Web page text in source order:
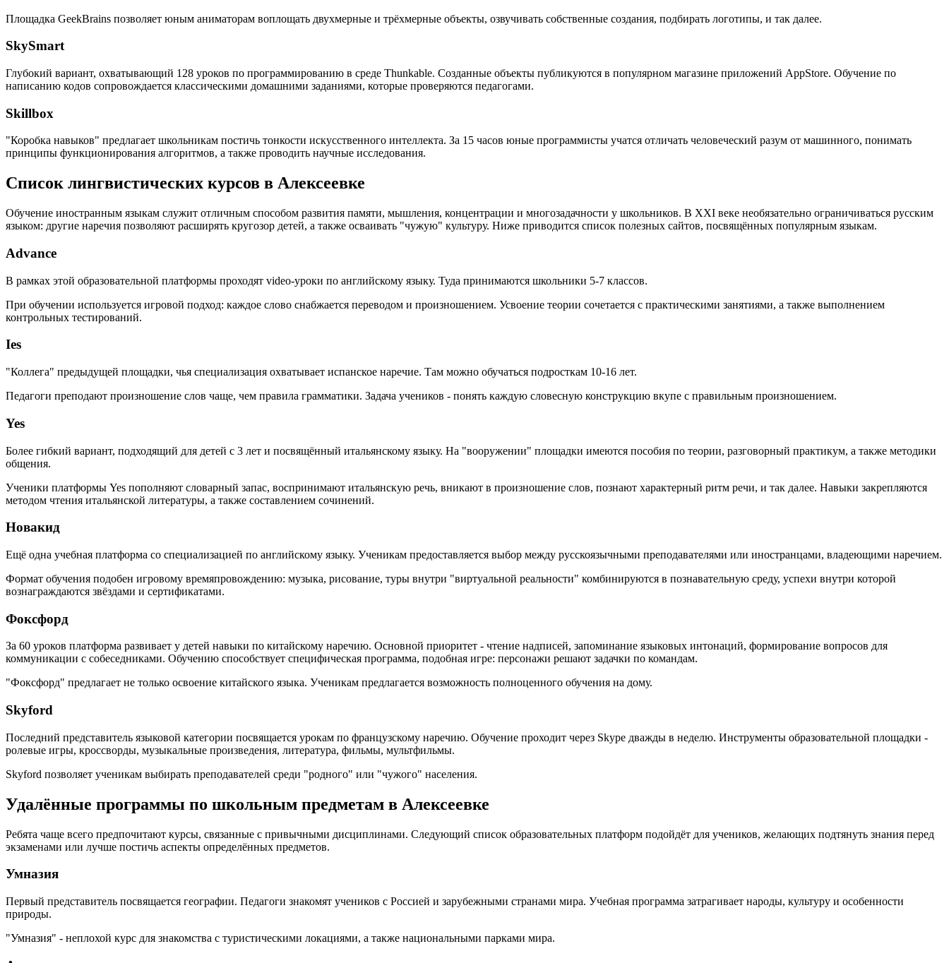
Площадка GeekBrains позволяет юным аниматорам воплощать двухмерные и трёхмерные объекты, озвучивать собственные создания, подбирать логотипы, и так далее.
SkySmart
Глубокий вариант, охватывающий 128 уроков по программированию в среде Thunkable. Созданные объекты публикуются в популярном магазине приложений AppStore. Обучение по
написанию кодов сопровождается классическими домашними заданиями, которые проверяются педагогами.
Skillbox
"Коробка навыков" предлагает школьникам постичь тонкости искусственного интеллекта. За 15 часов юные программисты учатся отличать человеческий разум от машинного, понимать
принципы функционирования алгоритмов, а также проводить научные исследования.
Список лингвистических курсов в Алексеевке
Обучение иностранным языкам служит отличным способом развития памяти, мышления, концентрации и многозадачности у школьников. В XXI веке необязательно ограничиваться русским
языком: другие наречия позволяют расширять кругозор детей, а также осваивать "чужую" культуру. Ниже приводится список полезных сайтов, посвящённых популярным языкам.
Advance
В рамках этой образовательной платформы проходят video-уроки по английскому языку. Туда принимаются школьники 5-7 классов.
При обучении используется игровой подход: каждое слово снабжается переводом и произношением. Усвоение теории сочетается с практическими занятиями, а также выполнением
контрольных тестирований.
Ies
"Коллега" предыдущей площадки, чья специализация охватывает испанское наречие. Там можно обучаться подросткам 10-16 лет.
Педагоги преподают произношение слов чаще, чем правила грамматики. Задача учеников - понять каждую словесную конструкцию вкупе с правильным произношением.
Yes
Более гибкий вариант, подходящий для детей с 3 лет и посвящённый итальянскому языку. На "вооружении" площадки имеются пособия по теории, разговорный практикум, а также методики
общения.
Ученики платформы Yes пополняют словарный запас, воспринимают итальянскую речь, вникают в произношение слов, познают характерный ритм речи, и так далее. Навыки закрепляются
методом чтения итальянской литературы, а также составлением сочинений.
Новакид
Ещё одна учебная платформа со специализацией по английскому языку. Ученикам предоставляется выбор между русскоязычными преподавателями или иностранцами, владеющими наречием.
Формат обучения подобен игровому времяпровождению: музыка, рисование, туры внутри "виртуальной реальности" комбинируются в познавательную среду, успехи внутри которой
вознаграждаются звёздами и сертификатами.
Фоксфорд
За 60 уроков платформа развивает у детей навыки по китайскому наречию. Основной приоритет - чтение надписей, запоминание языковых интонаций, формирование вопросов для
коммуникации с собеседниками. Обучению способствует специфическая программа, подобная игре: персонажи решают задачки по командам.
"Фоксфорд" предлагает не только освоение китайского языка. Ученикам предлагается возможность полноценного обучения на дому.
Skyford
Последний представитель языковой категории посвящается урокам по французскому наречию. Обучение проходит через Skype дважды в неделю. Инструменты образовательной площадки -
ролевые игры, кроссворды, музыкальные произведения, литература, фильмы, мультфильмы.
Skyford позволяет ученикам выбирать преподавателей среди "родного" или "чужого" населения.
Удалённые программы по школьным предметам в Алексеевке
Ребята чаще всего предпочитают курсы, связанные с привычными дисциплинами. Следующий список образовательных платформ подойдёт для учеников, желающих подтянуть знания перед
экзаменами или лучше постичь аспекты определённых предметов.
Умназия
Первый представитель посвящается географии. Педагоги знакомят учеников с Россией и зарубежными странами мира. Учебная программа затрагивает народы, культуру и особенности
природы.
"Умназия" - неплохой курс для знакомства с туристическими локациями, а также национальными парками мира.